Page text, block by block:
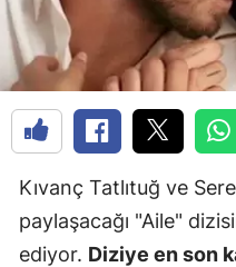
Kıvanç Tatlıtuğ ve
paylaşacağı "Aile"
ediyor. Diziye en son